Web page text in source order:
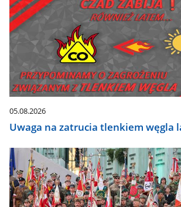
05.08.2026
Uwaga na zatrucia tlenkiem węgla